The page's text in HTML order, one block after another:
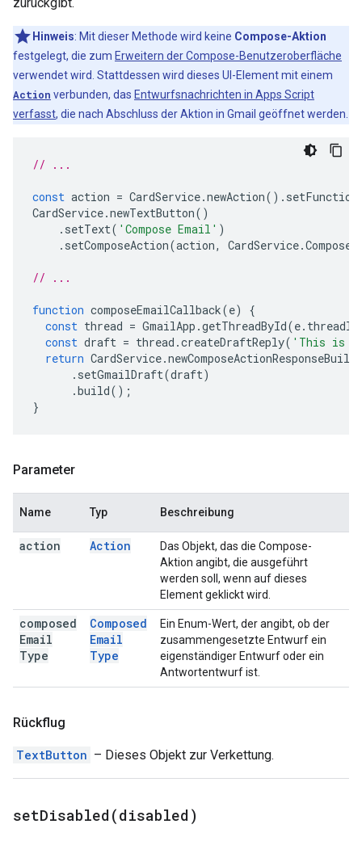
Hinweis: Mit dieser Methode wird keine Compose-Aktion
festgelegt, die zum Erweitern der Compose-Benutzeroberfläche
verwendet wird. Stattdessen wird dieses UI-Element mit einem
Action verbunden, das Entwurfsnachrichten in Apps Script
verfasst, die nach Abschluss der Aktion in Gmail geöffnet werden.
// ...
const action = CardService.newAction().
CardService.newTextButton()
. setText( 'Compose Email' )
. setComposeAction(action, CardService.
// ...
function composeEmailCallback(e)
{
const thread = GmailApp .getThreadById(e. threadId
const draft = thread .createDraftReply( 'This is
return CardService.
. setGmailDraft(draft)
.build();
}
Parameter
Name Typ Beschreibung
action Action
Das Objekt, das die Compose-
Aktion angibt, die ausgeführt
werden soll, wenn auf dieses
Element geklickt wird.
composed
Email
Type
Composed
Email
Type
Ein Enum-Wert, der angibt, ob der
zusammengesetzte Entwurf ein
eigenständiger Entwurf oder ein
Antwortentwurf ist.
Rückflug
TextButton – Dieses Objekt zur Verkettung.
setDisabled(disabled)